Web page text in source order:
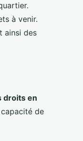
à venir.
ainsi des
droits en
de